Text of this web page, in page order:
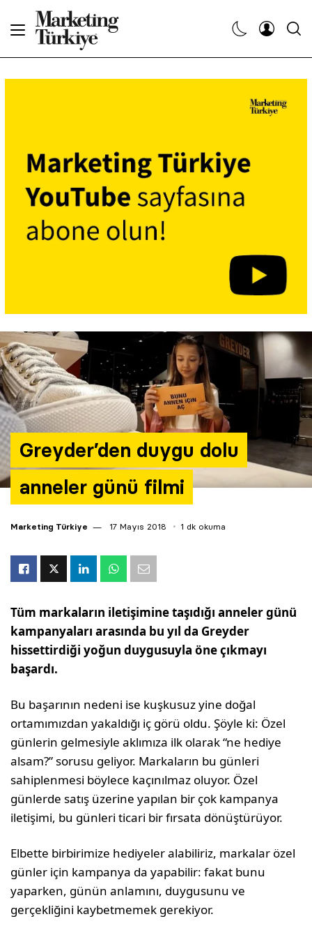
Greyder’den duygu dolu
anneler günü filmi
Marketing Türkiye 17 Mayıs 2018 1 dk okuma
Tüm markaların iletişimine taşıdığı anneler günü
kampanyaları arasında bu yıl da Greyder
hissettirdiği yoğun duygusuyla öne çıkmayı
başardı.
Bu başarının nedeni ise kuşkusuz yine doğal
ortamımızdan yakaldığı iç görü oldu. Şöyle ki: Özel
günlerin gelmesiyle aklımıza ilk olarak “ne hediye
alsam?” sorusu geliyor. Markaların bu günleri
sahiplenmesi böylece kaçınılmaz oluyor. Özel
günlerde satış üzerine yapılan bir çok kampanya
iletişimi, bu günleri ticari bir fırsata dönüştürüyor.
Elbette birbirimize hediyeler alabiliriz, markalar özel
günler için kampanya da yapabilir: fakat bunu
yaparken, günün anlamını, duygusunu ve
gerçekliğini kaybetmemek gerekiyor.
Dergiler
Etkinlikler
Araştırma